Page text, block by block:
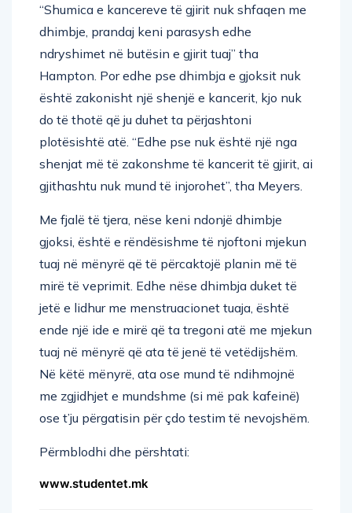
“Shumica e kancereve të gjirit nuk shfaqen me
dhimbje, prandaj keni parasysh edhe
ndryshimet në butësin e gjirit tuaj” tha
Hampton. Por edhe pse dhimbja e gjoksit nuk
është zakonisht një shenjë e kancerit, kjo nuk
do të thotë që ju duhet ta përjashtoni
plotësishtë atë. “Edhe pse nuk është një nga
shenjat më të zakonshme të kancerit të gjirit, ai
gjithashtu nuk mund të injorohet”, tha Meyers.
Me fjalë të tjera, nëse keni ndonjë dhimbje
gjoksi, është e rëndësishme të njoftoni mjekun
tuaj në mënyrë që të përcaktojë planin më të
mirë të veprimit. Edhe nëse dhimbja duket të
jetë e lidhur me menstruacionet tuaja, është
ende një ide e mirë që ta tregoni atë me mjekun
tuaj në mënyrë që ata të jenë të vetëdijshëm.
Në këtë mënyrë, ata ose mund të ndihmojnë
me zgjidhjet e mundshme (si më pak kafeinë)
ose t’ju përgatisin për çdo testim të nevojshëm.
Përmblodhi dhe përshtati:
www.studentet.mk